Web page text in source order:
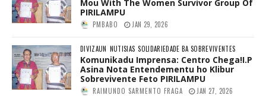
Mou With The Women Survivor Group Of
PIRILAMPU
PMBABO JAN 29, 2026
DIVIZAUN NUTISIAS SOLIDARIEDADE BA SOBREVIVENTES
Komunikadu Imprensa: Centro Chega!I.P
Asina Nota Entendementu ho Klibur
Sobrevivente Feto PIRILAMPU
RAIMUNDO SARMENTO FRAGA JAN 27, 2026